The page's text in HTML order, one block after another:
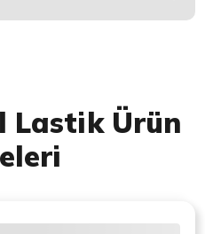
Lastik Ürün